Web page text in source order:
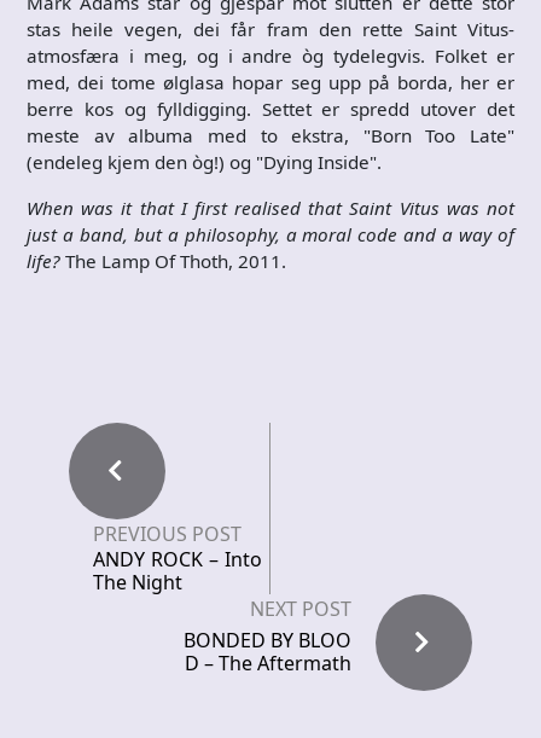
stas heile vegen, dei får fram den rette Saint Vitus-
atmosfæra i meg, og i andre òg tydelegvis. Folket er
med, dei tome ølglasa hopar seg upp på borda, her er
berre kos og fylldigging. Settet er spredd utover det
meste av albuma med to ekstra, "Born Too Late"
(endeleg kjem den òg!) og "Dying Inside".
When was it that I first realised that Saint Vitus was not
just a band, but a philosophy, a moral code and a way of
life? The Lamp Of Thoth, 2011.
PREVIOUS POST
ANDY ROCK – Into
The Night
NEXT POST
BONDED BY BLOO
D – The Aftermath